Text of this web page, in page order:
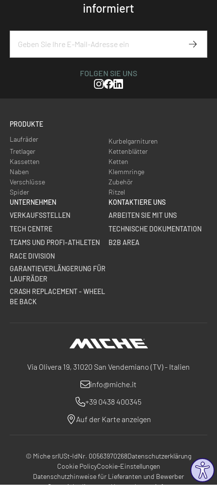
informiert
FOLGEN SIE UNS
Instagram
Facebook
Linkedin
Via Olivera 19, 31020 San Vendemiano (TV) - Italien
info@miche.it
+39 0438 400345
Auf der Karte anzeigen
PRODUKTE
Laufräder
Kurbelgarnituren
Tretlager
Kettenblätter
Kassetten
Ketten
Naben
Klemmringe
Verschlüsse
Zubehör
Spider
Ritzel
UNTERNEHMEN
VERKAUFSSTELLEN
TECH CENTRE
TEAMS UND PROFI-ATHLETEN
RACE DIVISION
GARANTIEVERLÄNGERUNG FÜR
LAUFRÄDER
CRASH REPLACEMENT - WHEEL
BE BACK
KONTAKTIERE UNS
ARBEITEN SIE MIT UNS
TECHNISCHE DOKUMENTATION
B2B AREA
© Miche srlUSt-IdNr. 00563970268Datenschutzerklärung
Cookie PolicyCookie-Einstellungen
Datenschutzhinweise für Lieferanten und Bewerber
GarantiebedingungenUnternehmensinfos